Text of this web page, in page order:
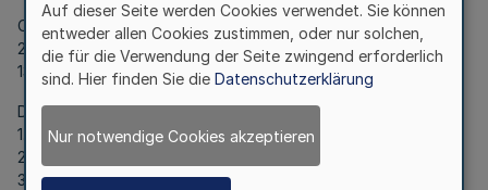
C
2. "DM 500,00" durch "€ 260" sowie "DM 250,00" durch "€
130"
D
1. "DM 1.600,00" durch "€ 820"
2. "DM 1.200,00" durch "€ 610"
3. "DM 1.200,00" durch "€ 610"
Auf dieser Seite werden Cookies verwendet. Sie können
entweder allen Cookies zustimmen, oder nur solchen,
die für die Verwendung der Seite zwingend erforderlich
sind. Hier finden Sie die Datenschutzerklärung
Nur notwendige Cookies akzeptieren